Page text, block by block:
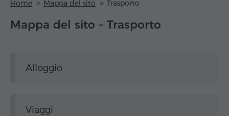
Home Mappa del sito Trasporto
Mappa del sito – Trasporto
Alloggio
Viaggi